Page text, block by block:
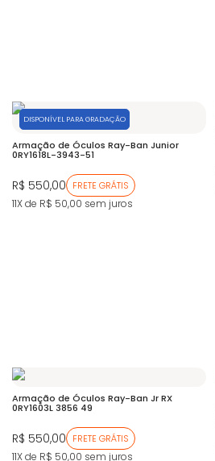
Armação de Óculos Ray-Ban Junior
0RY1618L-3943-51
R$ 550,00 FRETE GRÁTIS
DISPONÍVEL PARA GRADAÇÃO
11X de R$ 50,00 sem juros
Armação de Óculos Ray-Ban Jr RX
0RY1603L 3856 49
R$ 550,00 FRETE GRÁTIS
11X de R$ 50,00 sem juros